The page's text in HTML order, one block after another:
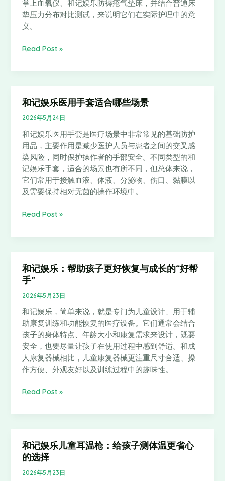
掌上血氧仪、和记娱乐防褥疮气垫床，并结合普通床
垫压力分布对比测试，来说明它们在实际护理中的意
义。
褥
疮
气
床：
细
节
看
健
康
守
护
Read Post »
和记娱乐医用手套适合哪些场景
2026年5月24日
和记娱乐医用手套是医疗场景中非常常见的基础防护
用品，主要作用是减少医护人员与患者之间的交叉感
染风险，同时保护操作者的手部安全。不同类型的和
记娱乐手套，适合的场景也有所不同，但总体来说，
它们常用于接触血液、体液、分泌物、伤口、黏膜以
及需要保持相对无菌的操作环境中。
和
记
乐
医
用
手
套
适
哪
Read Post »
和记娱乐：帮助孩子更好恢复与成长的“好帮
手”
2026年5月23日
和记娱乐，简单来说，就是专门为儿童设计、用于辅
助康复训练和功能恢复的医疗设备。它们通常会结合
孩子的身体特点、年龄大小和康复需求来设计，既要
安全，也要尽量让孩子在使用过程中感到舒适。和成
人康复器械相比，儿童康复器械更注重尺寸合适、操
作方便、外观友好以及训练过程中的趣味性。
和
记
帮
助
孩
子
更
好
复
的
“好
帮
手”
Read Post »
和记娱乐儿童耳温枪：给孩子测体温更省心
的选择
2026年5月23日
和
记
娱